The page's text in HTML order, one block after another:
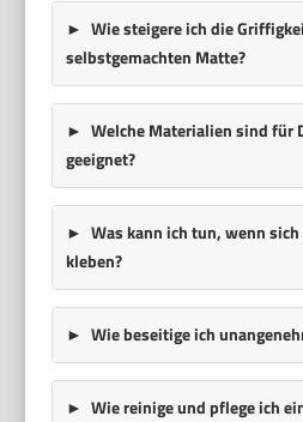
Wie steigere ich die
selbstgemachten Matte?
Welche Materialien sind für
geeignet?
Was kann ich tun, wenn
kleben?
Wie beseitige ich
Wie reinige und pflege ich